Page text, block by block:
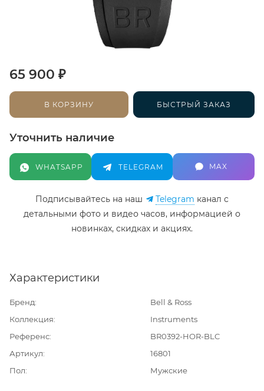
65 900 ₽
В КОРЗИНУ БЫСТРЫЙ ЗАКАЗ
Уточнить наличие
WHATSAPP TELEGRAM MAX
Подписывайтесь на наш Telegram канал c
детальными фото и видео часов, информацией о
новинках, скидках и акциях.
Характеристики
Бренд
Bell & Ross
Коллекция
Instruments
Референс
BR0392-HOR-BLC
Артикул
16801
Пол
Мужские